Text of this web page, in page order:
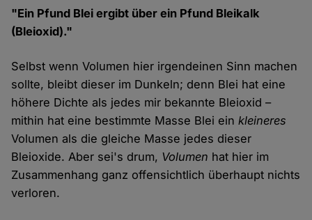
"Ein Pfund Blei ergibt über ein Pfund Bleikalk
(Bleioxid)."
Selbst wenn Volumen hier irgendeinen Sinn machen
sollte, bleibt dieser im Dunkeln; denn Blei hat eine
höhere Dichte als jedes mir bekannte Bleioxid –
mithin hat eine bestimmte Masse Blei einkleineres
Volumen als die gleiche Masse jedes dieser
Bleioxide. Aber sei's drum, Volumen hat hier im
Zusammenhang ganz offensichtlich überhaupt nichts
verloren.